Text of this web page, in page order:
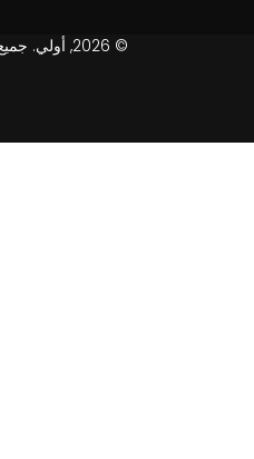
© 2026, أولي. جميع الحقوق محفوظة.